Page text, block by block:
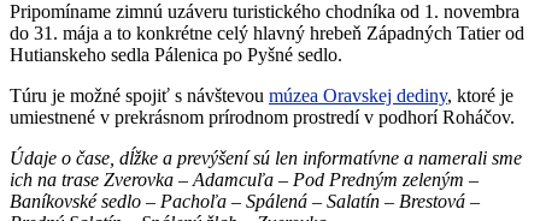
Pripomíname zimnú uzáveru turistického chodníka od 1. novembra
do 31. mája a to konkrétne celý hlavný hrebeň Západných Tatier od
Hutianskeho sedla Pálenica po Pyšné sedlo.
Túru je možné spojiť s návštevou múzea Oravskej dediny, ktoré je
umiestnené v prekrásnom prírodnom prostredí v podhorí Roháčov.
Údaje o čase, dĺžke a prevýšení sú len informatívne a namerali sme
ich na trase Zverovka – Adamcuľa – Pod Predným zeleným –
Baníkovské sedlo – Pachoľa – Spálená – Salatín – Brestová –